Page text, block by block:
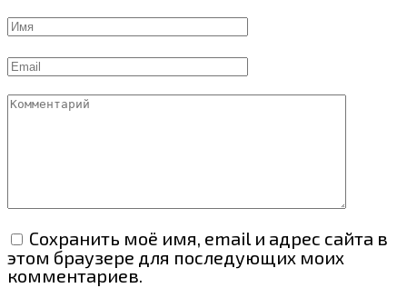
Имя
Email
Комментарий
Сохранить моё имя, email и адрес сайта в
этом браузере для последующих моих
комментариев.